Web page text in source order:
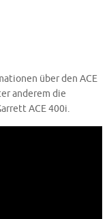
über den ACE
anderem die
ACE 400i.